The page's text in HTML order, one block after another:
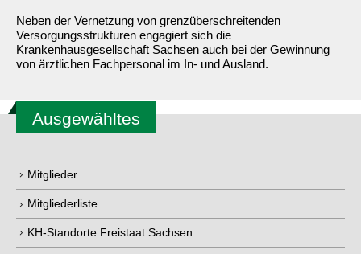
Neben der Vernetzung von grenzüberschreitenden
Versorgungsstrukturen engagiert sich die
Krankenhausgesellschaft Sachsen auch bei der Gewinnung
von ärztlichen Fachpersonal im In- und Ausland.
Ausgewähltes
Mitglieder
Mitgliederliste
KH-Standorte Freistaat Sachsen